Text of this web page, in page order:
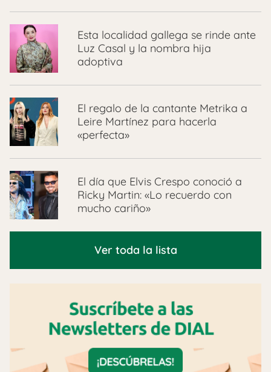
Esta localidad gallega se rinde ante
Luz Casal y la nombra hija
adoptiva
El regalo de la cantante Metrika a
Leire Martínez para hacerla
«perfecta»
El día que Elvis Crespo conoció a
Ricky Martin: «Lo recuerdo con
mucho cariño»
Ver toda la lista